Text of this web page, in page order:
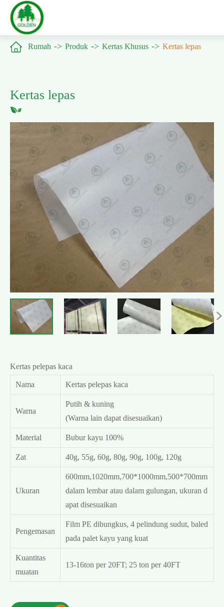
 Rumah Produk Kertas Khusus Kertas lepas
Kertas lepas

Kertas pelepas kaca
Nama Kertas pelepas kaca
Warna
Putih & kuning
(Warna lain dapat disesuaikan)
Material Bubur kayu 100%
Zat 40g, 55g, 60g, 80g, 90g, 100g, 120g
Ukuran
600mm,1020mm,700*1000mm,500*700mm
dalam lembar atau dalam gulungan, ukuran d
apat disesuaikan
Pengemasan
Film PE dibungkus, 4 pelindung sudut, baled
pada palet kayu yang kuat
Kuantitas
muatan
13-16ton per 20FT; 25 ton per 40FT